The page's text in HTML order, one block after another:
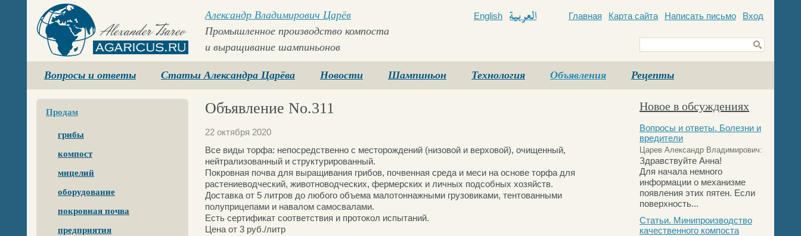
Agaricus.ru
Александр Владимирович Царёв
Промышленное производство компоста
и выращивание шампиньонов
English
Главная Карта сайта Написать письмо Вход
Вопросы и ответы Статьи Александра Царёва Новости Шампиньон Технология Объявления Рецепты
Продам
грибы
компост
мицелий
оборудование
покровная почва
предприятия
Объявление No.311
22 октября 2020
Все виды торфа: непосредственно с месторождений (низовой и верховой), очищенный,
нейтрализованный и структурированный.
Покровная почва для выращивания грибов, почвенная среда и меси на основе торфа для
растениеводческий, животноводческих, фермерских и личных подсобных хозяйств.
Доставка от 5 литров до любого объема малотоннажными грузовиками, тентованными
полуприцепами и навалом самосвалами.
Есть сертификат соответствия и протокол испытаний.
Цена от 3 руб./литр
Новое в обсуждениях
Вопросы и ответы. Болезни и
вредители
Царев Александр Владимирович:
Здравствуйте Анна!
Для начала немного
информации о механизме
появления этих пятен. Если
поверхность...
Статьи. Минипроизводство
качественного компоста